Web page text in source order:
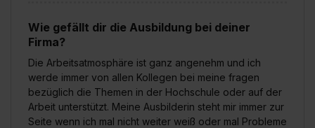
Wie gefällt dir die Ausbildung bei deiner
Firma?
Die Arbeitsatmosphäre ist ganz angenehm und ich
werde immer von allen Kollegen bei meine fragen
bezüglich die Themen in der Hochschule oder auf der
Arbeit unterstützt. Meine Ausbilderin steht mir immer zur
Seite wenn ich mal nicht weiter weiß oder mal Probleme